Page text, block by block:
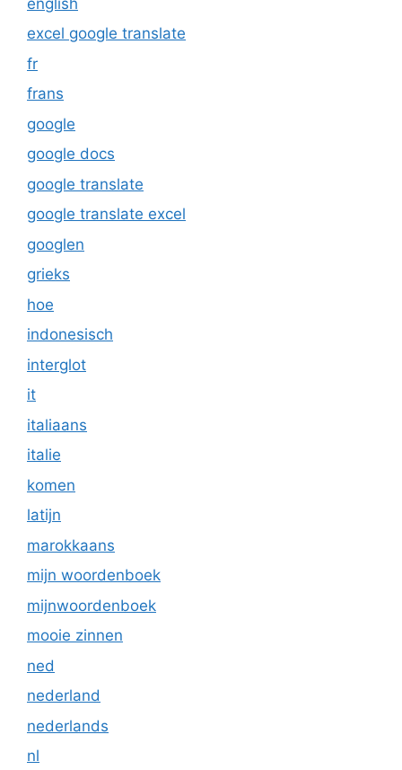
excel google translate
fr
frans
google
google docs
google translate
google translate excel
googlen
grieks
hoe
indonesisch
interglot
it
italiaans
italie
komen
latijn
marokkaans
mijn woordenboek
mijnwoordenboek
mooie zinnen
ned
nederland
nederlands
nl